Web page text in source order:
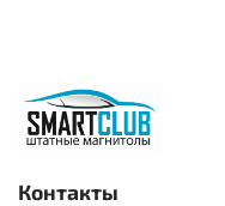
Контакты